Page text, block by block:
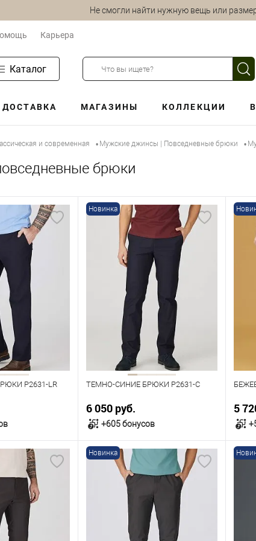
Не смогли найти нужную вещь или
Карьера
Каталог
ДОСТАВКА МАГАЗИНЫ КОЛЛЕКЦИИ
и современная • Мужские джинсы | Повседневные брюки •
брюки
P2631-LR
Новинка
ТЕМНО-СИНИЕ БРЮКИ P2631-C
6 050 руб.
+605 бонусов
В корзину
В наличии
Таблица размеров
Размер одежды
5
Новинка